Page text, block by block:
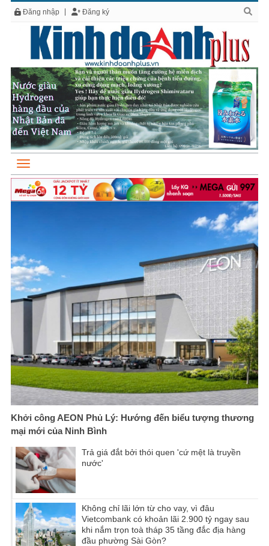
Đăng nhập Đăng ký
Khởi công AEON Phủ Lý: Hướng đến biểu tượng thương
mại mới của Ninh Bình
Trả giá đắt bởi thói quen 'cứ mệt là truyền
nước'
Không chỉ lãi lớn từ cho vay, vì đâu
Vietcombank có khoản lãi 2.900 tỷ ngay sau
khi nắm trọn toà tháp 35 tầng đắc địa hàng
đầu phường Sài Gòn?